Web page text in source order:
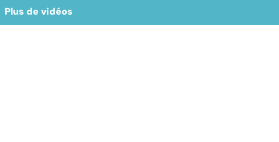
Plus de vidéos